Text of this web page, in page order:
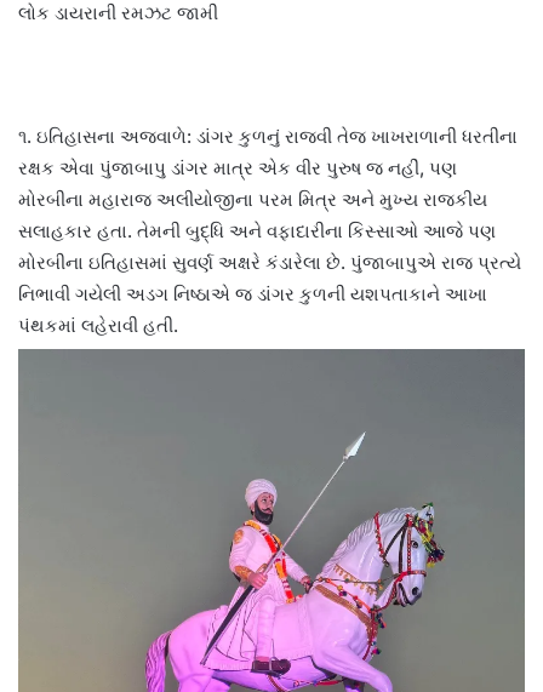
લોક ડાયરાની રમઝટ જામી
૧. ઇતિહાસના અજવાળે: ડાંગર કુળનું રાજવી તેજ ખાખરાળાની ધરતીના
રક્ષક એવા પુંજાબાપુ ડાંગર માત્ર એક વીર પુરુષ જ નહીં, પણ
મોરબીના મહારાજ અલીયોજીના પરમ મિત્ર અને મુખ્ય રાજકીય
સલાહકાર હતા. તેમની બુદ્ધિ અને વફાદારીના કિસ્સાઓ આજે પણ
મોરબીના ઇતિહાસમાં સુવર્ણ અક્ષરે કંડારેલા છે. પુંજાબાપુએ રાજ પ્રત્યે
નિભાવી ગયેલી અડગ નિષ્ઠાએ જ ડાંગર કુળની યશપતાકાને આખા
પંથકમાં લહેરાવી હતી.